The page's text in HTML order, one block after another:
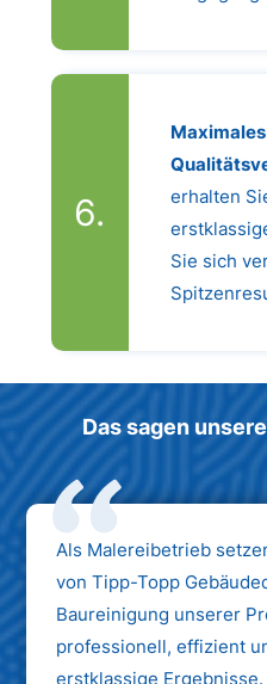
Maximales
erhalten
Sie sich
Das sagen
Als Malereibetrieb
von Tipp-Topp
Baureinigung unserer
professionell, effizient
erstklassige